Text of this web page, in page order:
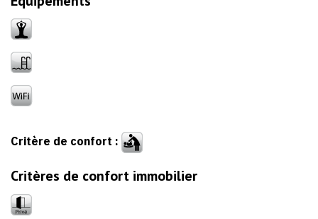
Critère de confort :
Critères de confort immobilier